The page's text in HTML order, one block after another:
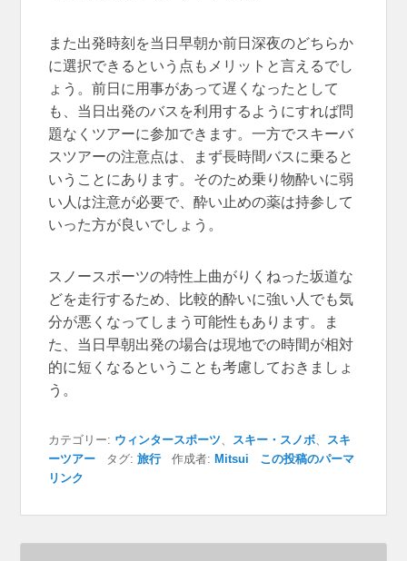
また出発時刻を当日早朝か前日深夜のどちらか
に選択できるという点もメリットと言えるでし
ょう。前日に用事があって遅くなったとして
も、当日出発のバスを利用するようにすれば問
題なくツアーに参加できます。一方でスキーバ
スツアーの注意点は、まず長時間バスに乗ると
いうことにあります。そのため乗り物酔いに弱
い人は注意が必要で、酔い止めの薬は持参して
いった方が良いでしょう。
スノースポーツの特性上曲がりくねった坂道な
どを走行するため、比較的酔いに強い人でも気
分が悪くなってしまう可能性もあります。ま
た、当日早朝出発の場合は現地での時間が相対
的に短くなるということも考慮しておきましょ
う。
カテゴリー: ウィンタースポーツ スキー・スノボ
スキ
ーツアー タグ:旅行 作成者:Mitsui
この投稿のパーマ
リンク